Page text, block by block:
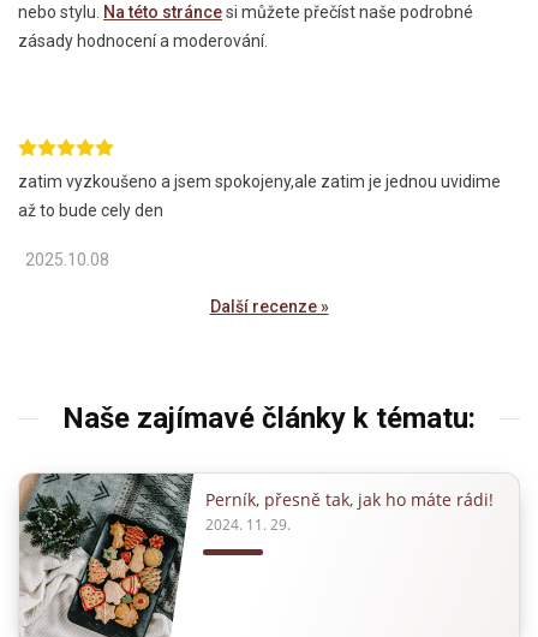
nebo stylu. Na této stráncesi můžete přečíst naše podrobné
zásady hodnocení a moderování.
zatim vyzkoušeno a jsem spokojeny,ale zatim je jednou uvidime
až to bude cely den
2025.10.08
Další recenze »
Naše zajímavé články k tématu:
Perník, přesně tak, jak ho máte rádi!
2024. 11. 29.